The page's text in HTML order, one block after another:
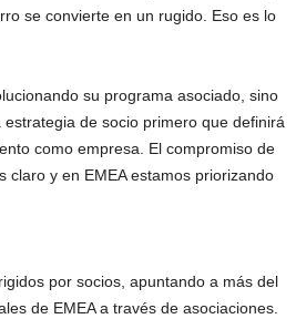
se convierte en un rugido. Eso es lo
su programa asociado, sino
de socio primero que definirá
como empresa. El compromiso de
claro y en EMEA estamos priorizando
por socios, apuntando a más del
de EMEA a través de asociaciones.